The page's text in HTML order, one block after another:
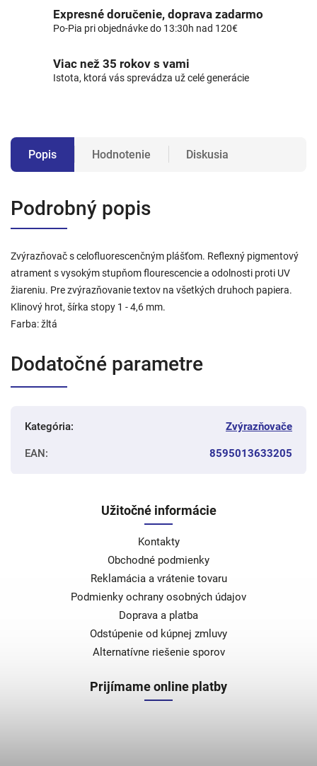
Expresné doručenie, doprava zadarmo
Po-Pia pri objednávke do 13:30h nad 120€
Viac než 35 rokov s vami
Istota, ktorá vás sprevádza už celé generácie
Popis Hodnotenie Diskusia
Podrobný popis
Zvýrazňovač s celofluorescenčným plášťom. Reflexný pigmentový
atrament s vysokým stupňom flourescencie a odolnosti proti UV
žiareniu. Pre zvýrazňovanie textov na všetkých druhoch papiera.
Klinový hrot, šírka stopy 1 - 4,6 mm.
Farba: žltá
Dodatočné parametre
Kategória: Zvýrazňovače
EAN: 8595013633205
Užitočné informácie
Kontakty
Obchodné podmienky
Reklamácia a vrátenie tovaru
Podmienky ochrany osobných údajov
Doprava a platba
Odstúpenie od kúpnej zmluvy
Alternatívne riešenie sporov
Prijímame online platby